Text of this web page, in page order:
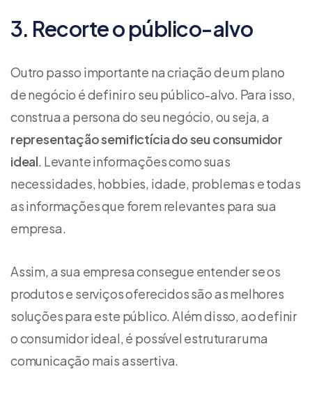
3. Recorte o público-alvo
Outro passo importante na criação de um plano
de negócio é definir o seu público-alvo. Para isso,
construa a persona do seu negócio, ou seja, a
representação semifictícia do seu consumidor
ideal. Levante informações como suas
necessidades, hobbies, idade, problemas e todas
as informações que forem relevantes para sua
empresa.
Assim, a sua empresa consegue entender se os
produtos e serviços oferecidos são as melhores
soluções para este público. Além disso, ao definir
o consumidor ideal, é possível estruturar uma
comunicação mais assertiva.